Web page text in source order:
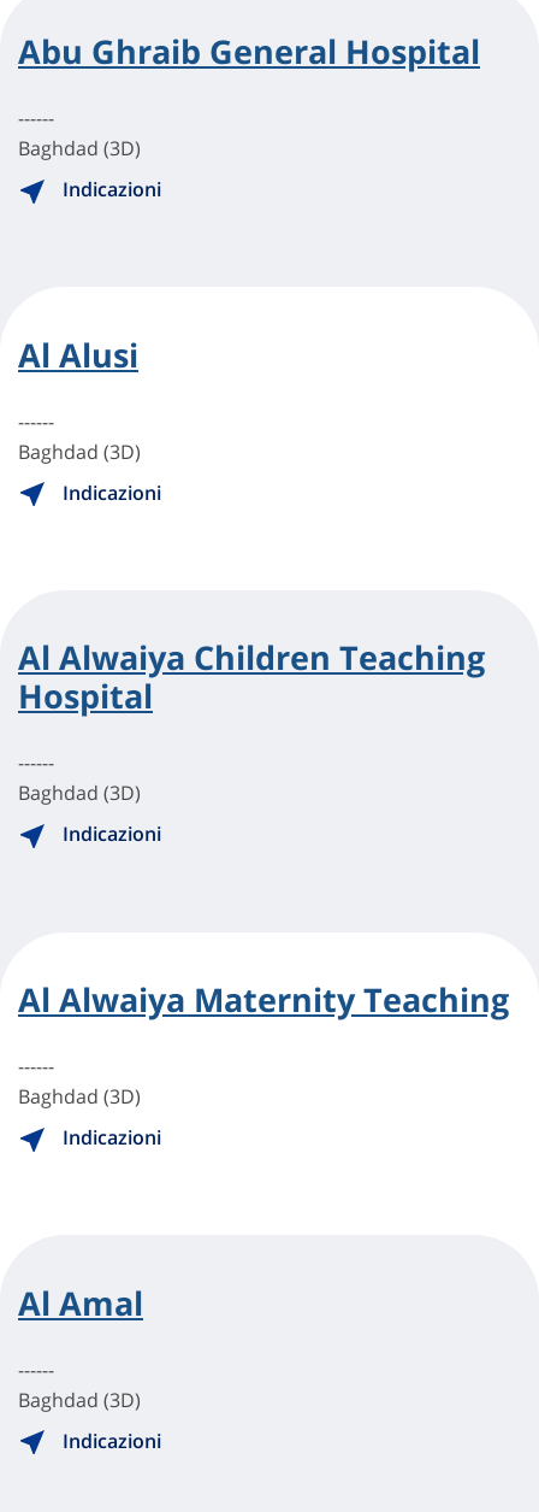
Abu Ghraib General Hospital
------
Baghdad (3D)
Indicazioni
Al Alusi
------
Baghdad (3D)
Indicazioni
Al Alwaiya Children Teaching
Hospital
------
Baghdad (3D)
Indicazioni
Al Alwaiya Maternity Teaching
------
Baghdad (3D)
Indicazioni
Al Amal
------
Baghdad (3D)
Indicazioni